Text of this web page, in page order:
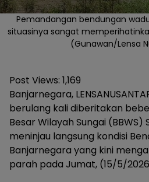
Pemandangan bendungan
situasinya sangat
(Gunawan/Lensa
Post Views: 1,169
Banjarnegara,
berulang kali diberitakan
Besar Wilayah Sungai
meninjau langsung kondisi
Banjarnegara yang kini
parah pada Jumat, (15/5/